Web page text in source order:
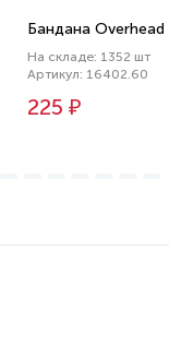
Бандана
На складе: 1352 шт
Артикул: 16402.60
225 ₽